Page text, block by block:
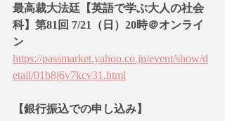
最高裁大法廷【英語で学ぶ大人の社会
科】第81回 7/21（日）20時＠オンライ
ン
https://passmarket.yahoo.co.jp/event/show/d
etail/01b8j6v7kcv31.html
【銀行振込での申し込み】